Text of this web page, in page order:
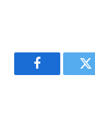
Facebook